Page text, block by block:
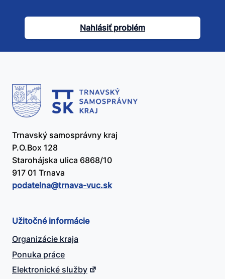
článok
užitočný?
Nahlásiť problém
Trnavský samosprávny kraj
P.O.Box 128
Starohájska ulica 6868/10
917 01 Trnava
podatelna@​trnava-vuc.sk
Užitočné informácie
Organizácie kraja
Ponuka práce
Elektronické služby